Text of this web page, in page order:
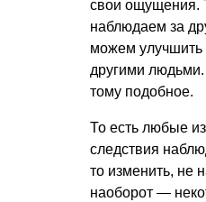
свои ощущения.
наблюдаем за
можем
другими
тому подобное.
То есть любые
следствия
то изменить, не
наоборот —